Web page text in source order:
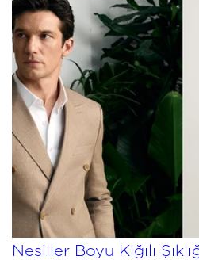
MAY 14 2026
2026 Babalar Günü
Nesiller Boyu Kiğılı